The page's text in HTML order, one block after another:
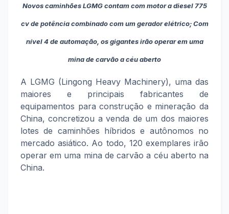
Novos caminhões LGMG contam com motor a diesel 775
cv de potência combinado com um gerador elétrico; Com
nível 4 de automação, os gigantes irão operar em uma
mina de carvão a céu aberto
A LGMG (Lingong Heavy Machinery), uma das
maiores e principais fabricantes de
equipamentos para construção e mineração da
China, concretizou a venda de um dos maiores
lotes de caminhões híbridos e autônomos no
mercado asiático. Ao todo, 120 exemplares irão
operar em uma mina de carvão a céu aberto na
China.